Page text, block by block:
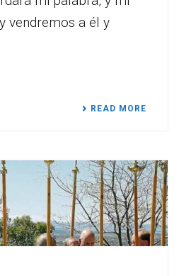
vendremos a él y
READ MORE